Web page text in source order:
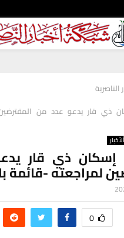
الناصرية
ذي قار يدعو عدد من
ألأخبار
ذي قار
لمراجعته -قائمة
0